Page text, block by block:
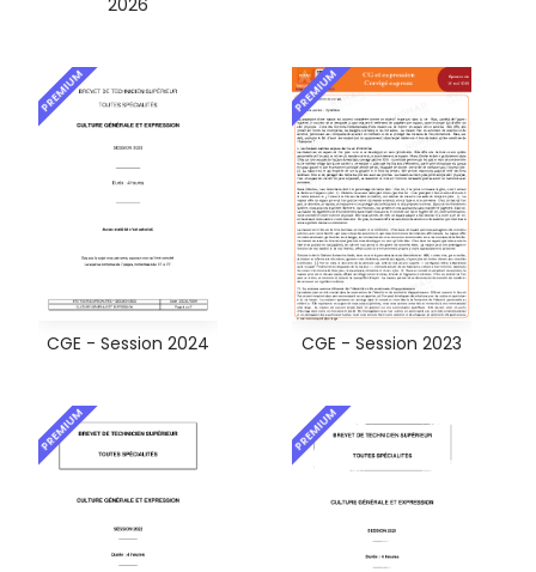
PREMIUM
CGE - Session 2024
PREMIUM
CGE - Session 2023
PREMIUM PREMIUM